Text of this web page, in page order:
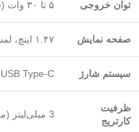
توان خروجی ۵ تا ۳۰ وات (قابل تنظیم)
صفحه نمایش ۱.۴۷ اینچ، لمسی رنگی (Touch Screen)
سیستم شارژ USB Type-C (شارژ سریع ۲ آمپر)
ظرفیت
کارتریج
3 میلی‌لیتر (مطابق با استانداردهای TPD)